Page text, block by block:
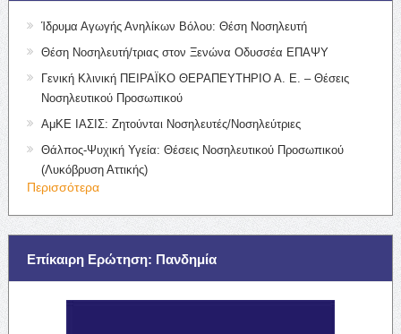
Ίδρυμα Αγωγής Ανηλίκων Βόλου: Θέση Νοσηλευτή
Θέση Νοσηλευτή/τριας στον Ξενώνα Οδυσσέα ΕΠΑΨΥ
Γενική Κλινική ΠΕΙΡΑΪΚΟ ΘΕΡΑΠΕΥΤΗΡΙΟ Α. Ε. – Θέσεις
Νοσηλευτικού Προσωπικού
ΑμΚΕ ΙΑΣΙΣ: Ζητούνται Νοσηλευτές/Νοσηλεύτριες
Θάλπος-Ψυχική Υγεία: Θέσεις Νοσηλευτικού Προσωπικού
(Λυκόβρυση Αττικής)
Περισσότερα
Επίκαιρη Ερώτηση: Πανδημία